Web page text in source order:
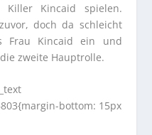
Killer Kincaid spielen.
doch da schleicht
Frau Kincaid ein und
zweite Hauptrolle.
bottom: 15px